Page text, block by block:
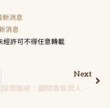
新消息
消息
經許可不得任意轉載
Next
越南咖啡｜翻閱香氣誘人的咖啡學，帶你認識越式咖啡的故事